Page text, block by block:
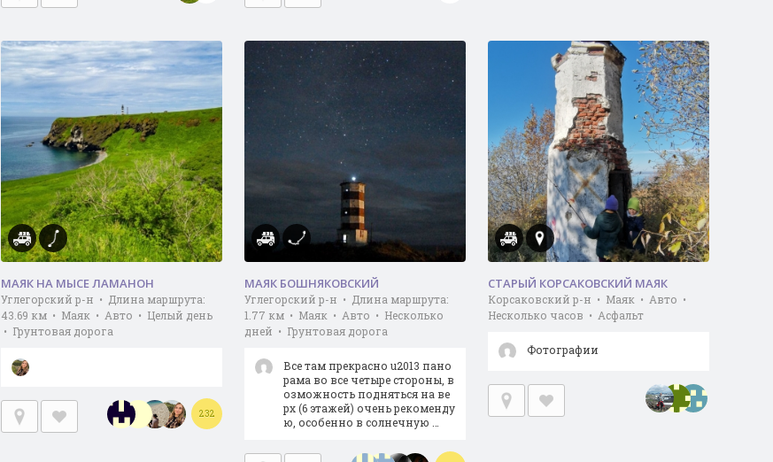
МАЯК НА МЫСЕ ЛАМАНОН
Углегорский р-н • Длина маршрута:
43.69 км • Маяк • Авто • Целый день
• Грунтовая дорога
232
МАЯК БОШНЯКОВСКИЙ
Углегорский р-н • Длина маршрута:
1.77 км • Маяк • Авто • Несколько
дней • Грунтовая дорога
Все там прекрасно u2013 пано
рама во все четыре стороны, в
озможность подняться на ве
рх (6 этажей) очень рекоменду
ю, особенно в солнечную …
СТАРЫЙ КОРСАКОВСКИЙ МАЯК
Корсаковский р-н • Маяк • Авто •
Несколько часов • Асфальт
Фотографии